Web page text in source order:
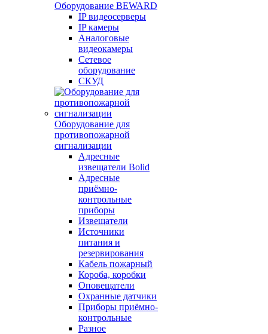
Оборудование BEWARD
IP видеосерверы
IP камеры
Аналоговые
видеокамеры
Сетевое
оборудование
СКУД
Оборудование для
противопожарной
сигнализации
Адресные
извещатели Bolid
Адресные
приёмно-
контрольные
приборы
Извещатели
Источники
питания и
резервирования
Кабель пожарный
Короба, коробки
Оповещатели
Охранные датчики
Приборы приёмно-
контрольные
Разное